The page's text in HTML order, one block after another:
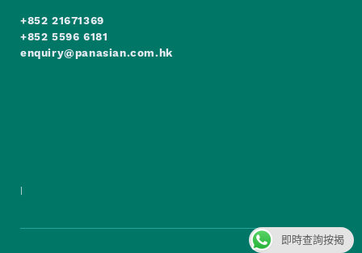
+852 21671369
+852 5596 6181
enquiry@panasian.com.hk
即時查詢按揭